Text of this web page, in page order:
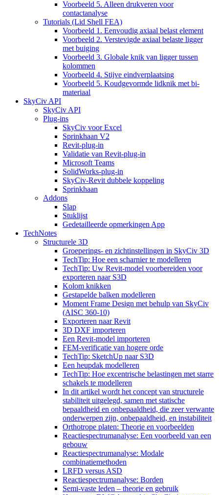
Voorbeeld 5. Alleen drukveren voor
contactanalyse
Tutorials (Lid Shell FEA)
Voorbeeld 1. Eenvoudig axiaal belast element
Voorbeeld 2. Verstevigde axiaal belaste ligger
met buiging
Voorbeeld 3. Globale knik van ligger tussen
kolommen
Voorbeeld 4. Stijve eindverplaatsing
Voorbeeld 5. Koudgevormde lidknik met bi-
materiaal
SkyCiv API
SkyCiv API
Plug-ins
SkyCiv voor Excel
Sprinkhaan V2
Revit-plug-in
Validatie van Revit-plug-in
Microsoft Teams
SolidWorks-plug-in
SkyCiv-Revit dubbele koppeling
Sprinkhaan
Addons
Slap
Stuklijst
Gedetailleerde opmerkingen App
TechNotes
Structurele 3D
Groeperings- en zichtinstellingen in SkyCiv 3D
TechTip: Hoe een scharnier te modelleren
TechTip: Uw Revit-model voorbereiden voor
exporteren naar S3D
Kolom knikken
Gestapelde balken modelleren
Moment Frame Design met behulp van SkyCiv
(AISC 360-10)
Exporteren naar Revit
3D DXF importeren
Een Revit-model importeren
FEM-verificatie van hogere orde
TechTip: SketchUp naar S3D
Een heupdak modelleren
TechTip: Hoe excentrische belastingen met starre
schakels te modelleren
In dit artikel wordt het concept van structurele
stabiliteit uitgelegd, samen met statische
bepaaldheid en onbepaaldheid, die zeer verwante
onderwerpen zijn, onbepaaldheid, en instabiliteit
Orthotrope platen: Theorie en voorbeelden
Reactiespectrumanalyse: Een voorbeeld van een
gebouw
Reactiespectrumanalyse: Modale
combinatiemethoden
LRFD versus ASD
Reactiespectrumanalyse: Borden
Semi-vaste leden – theorie en gebruik